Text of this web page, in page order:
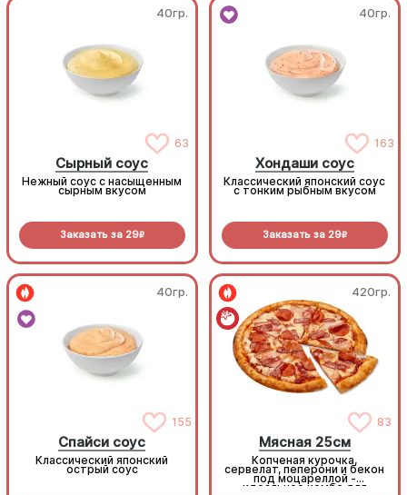
40гр.
63
Сырный соус
Нежный соус с насыщенным
сырным вкусом
Заказать за 29R
40гр.
163
Хондаши соус
Классический японский соус
с тонким рыбным вкусом
Заказать за 29R
40гр.
155
Спайси соус
Классический японский
острый соус
420гр.
83
Мясная 25см
Копченая курочка,
сервелат, пеперони и бекон
под моцареллой -
идеальное комбо для